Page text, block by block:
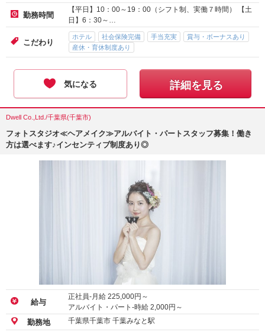
勤務時間
【平日】10：00～19：00（シフト制、実働７時間） 【土
日】6：30～…
こだわり
ホテル 社会保険完備 手当充実
賞与・ボーナスあり
産休・育休制度あり
気になる 詳細を見る
Dwell Co.,Ltd./千葉県(千葉市)
フォトスタジオ≪ヘアメイク≫アルバイト・パートスタッフ募集！働き
方は選べます♪インセンティブ制度あり◎
給与
正社員-月給 225,000円～
アルバイト・パート-時給 2,000円～
勤務地 千葉県千葉市 千葉みなと駅